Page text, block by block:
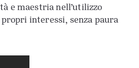
e maestria nell’utilizzo
interessi, senza paura